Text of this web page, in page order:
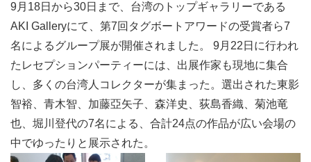
9月18日から30日まで、台湾のトップギャラリーである
AKI Galleryにて、第7回タグボートアワードの受賞者ら7
名によるグループ展が開催されました。 9月22日に行われ
たレセプションパーティーには、出展作家も現地に集合
し、多くの台湾人コレクターが集まった。選出された東影
智裕、青木智、加藤亞矢子、森洋史、荻島香織、菊池竜
也、堀川登代の7名による、合計24点の作品が広い会場の
中でゆったりと展示された。